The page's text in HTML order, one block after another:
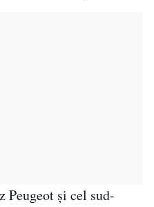
Peugeot şi cel sud-